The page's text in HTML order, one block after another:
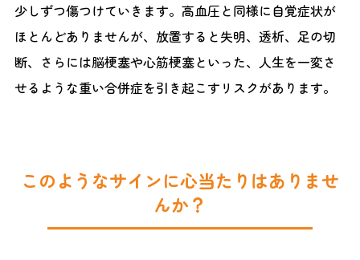
健康診断で「肝機能異常（数値が高い）」と言われたら？
内視鏡検査のよくあるご質問（Q&A）
少しずつ傷つけていきます。高血圧と同様に自覚症状が
ほとんどありませんが、放置すると失明、透析、足の切
断、さらには脳梗塞や心筋梗塞といった、人生を一変さ
せるような重い合併症を引き起こすリスクがあります。
このようなサインに心当たりはありませ
んか？